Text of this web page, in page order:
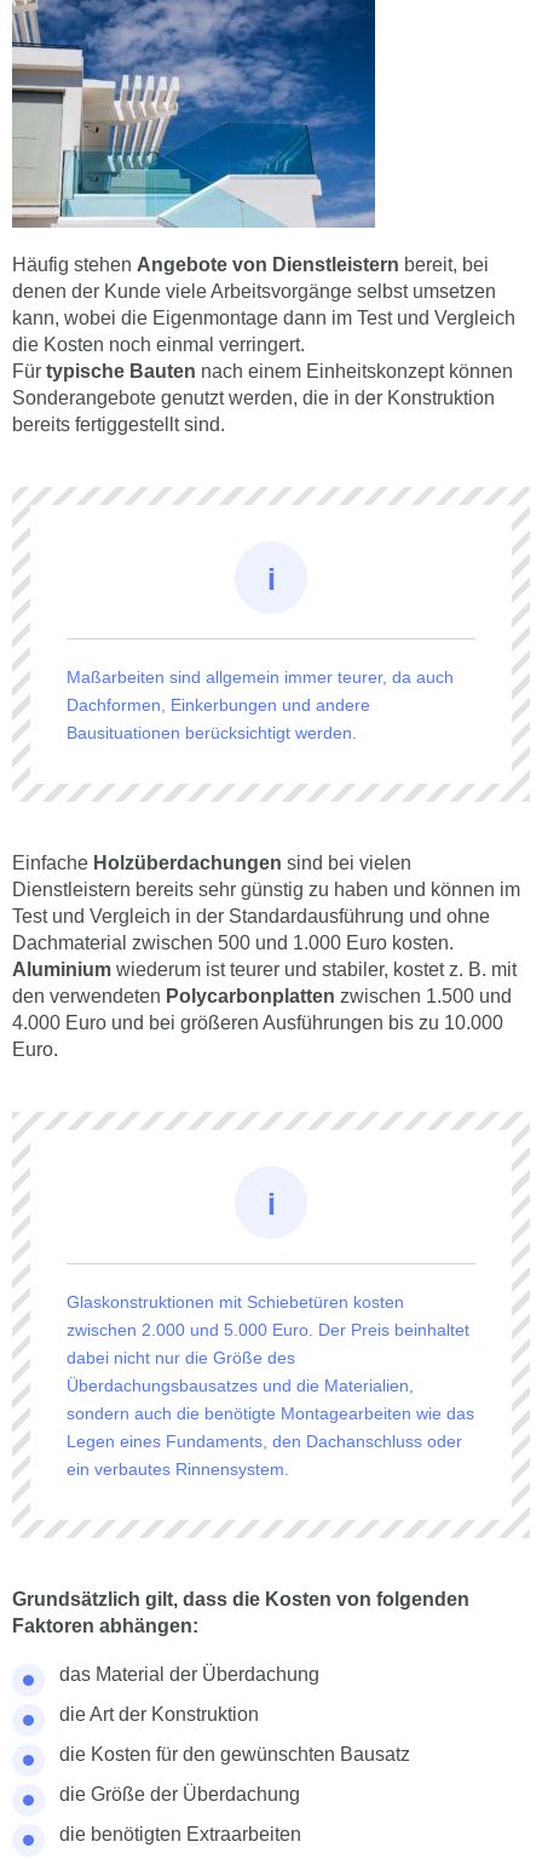
Häufig stehen Angebote von Dienstleistern bereit, bei
denen der Kunde viele Arbeitsvorgänge selbst umsetzen
kann, wobei die Eigenmontage dann im Test und Vergleich
die Kosten noch einmal verringert.
Für typische Bauten nach einem Einheitskonzept können
Sonderangebote genutzt werden, die in der Konstruktion
bereits fertiggestellt sind.
Maßarbeiten sind allgemein immer teurer, da auch
Dachformen, Einkerbungen und andere
Bausituationen berücksichtigt werden.
Einfache Holzüberdachungen sind bei vielen
Dienstleistern bereits sehr günstig zu haben und können im
Test und Vergleich in der Standardausführung und ohne
Dachmaterial zwischen 500 und 1.000 Euro kosten.
Aluminium wiederum ist teurer und stabiler, kostet z. B. mit
den verwendeten Polycarbonplatten zwischen 1.500 und
4.000 Euro und bei größeren Ausführungen bis zu 10.000
Euro.
Glaskonstruktionen mit Schiebetüren kosten
zwischen 2.000 und 5.000 Euro. Der Preis beinhaltet
dabei nicht nur die Größe des
Überdachungsbausatzes und die Materialien,
sondern auch die benötigte Montagearbeiten wie das
Legen eines Fundaments, den Dachanschluss oder
ein verbautes Rinnensystem.
Grundsätzlich gilt, dass die Kosten von folgenden
Faktoren abhängen:
das Material der Überdachung
die Art der Konstruktion
die Kosten für den gewünschten Bausatz
die Größe der Überdachung
die benötigten Extraarbeiten